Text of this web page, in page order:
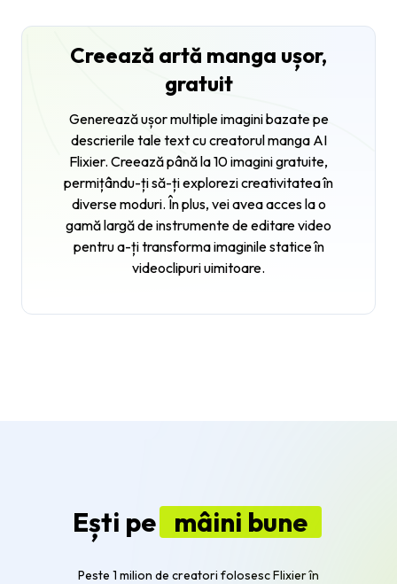
Creează artă manga ușor,
gratuit
Generează ușor multiple imagini bazate pe
descrierile tale text cu creatorul manga AI
Flixier. Creează până la 10 imagini gratuite,
permițându-ți să-ți explorezi creativitatea în
diverse moduri. În plus, vei avea acces la o
gamă largă de instrumente de editare video
pentru a-ți transforma imaginile statice în
videoclipuri uimitoare.
Ești pe mâini bune
Peste 1 milion de creatori folosesc Flixier în